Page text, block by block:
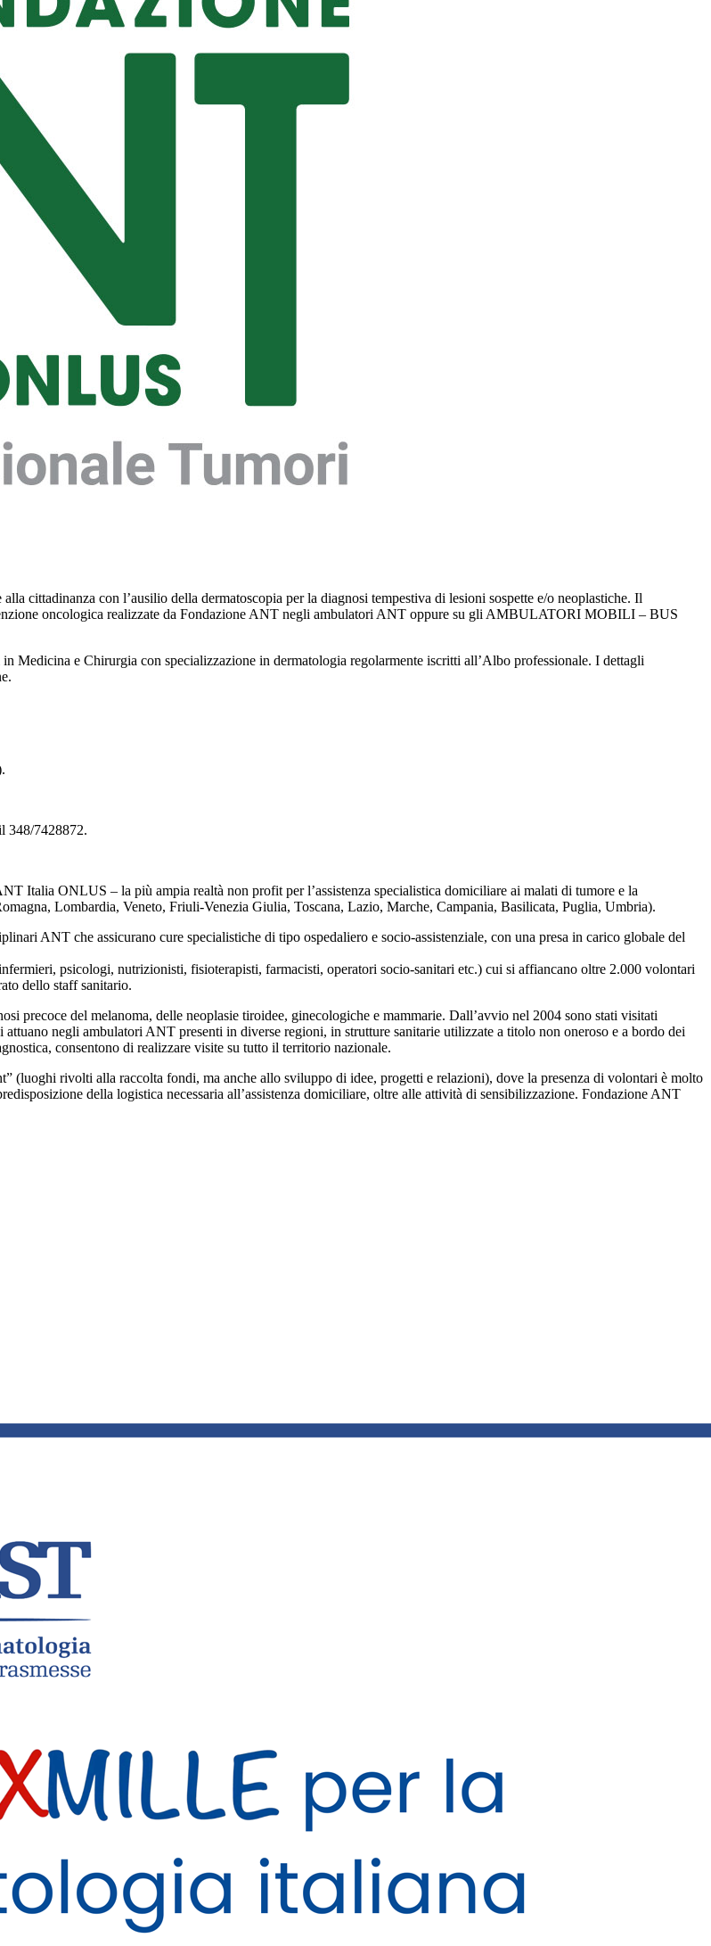
cittadinanza con l’ausilio della dermatoscopia per la diagnosi tempestiva di lesioni sospette e/o neoplastiche. Il
oncologica realizzate da Fondazione ANT negli ambulatori ANT oppure su gli AMBULATORI MOBILI – BUS
e Chirurgia con specializzazione in dermatologia regolarmente iscritti all’Albo professionale. I dettagli
348/7428872.
Italia ONLUS – la più ampia realtà non profit per l’assistenza specialistica domiciliare ai malati di tumore e la
Lombardia, Veneto, Friuli-Venezia Giulia, Toscana, Lazio, Marche, Campania, Basilicata, Puglia, Umbria).
ANT che assicurano cure specialistiche di tipo ospedaliero e socio-assistenziale, con una presa in carico globale del
psicologi, nutrizionisti, fisioterapisti, farmacisti, operatori socio-sanitari etc.) cui si affiancano oltre 2.000 volontari
dello staff sanitario.
precoce del melanoma, delle neoplasie tiroidee, ginecologiche e mammarie. Dall’avvio nel 2004 sono stati visitati
negli ambulatori ANT presenti in diverse regioni, in strutture sanitarie utilizzate a titolo non oneroso e a bordo dei
consentono di realizzare visite su tutto il territorio nazionale.
(luoghi rivolti alla raccolta fondi, ma anche allo sviluppo di idee, progetti e relazioni), dove la presenza di volontari è molto
della logistica necessaria all’assistenza domiciliare, oltre alle attività di sensibilizzazione. Fondazione ANT